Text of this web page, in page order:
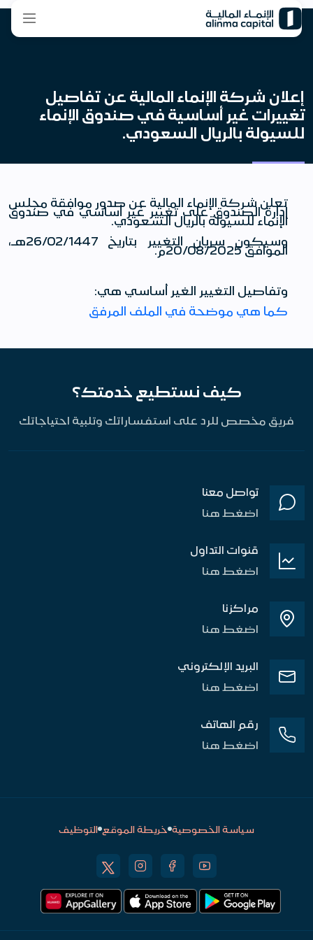
إعلان شركة الإنماء المالية عن تفاصيل
تغييرات غير أساسية في صندوق الإنماء
للسيولة بالريال السعودي.
تعلن شركة الإنماء المالية عن صدور موافقة مجلس
إدارة الصندوق على تغيير غير أساسي في صندوق
الإنماء للسيولة بالريال السعودي.
وسيكون سريان التغيير بتاريخ 26/02/1447هـ،
الموافق 20/08/2025م.
وتفاصيل التغيير الغير أساسي هي:
كما هي موضحة في الملف المرفق
كيف نستطيع خدمتك؟
فريق مخصص للرد على استفساراتك وتلبية احتياجاتك
تواصل معنا
اضغط هنا
قنوات التداول
اضغط هنا
مراكزنا
اضغط هنا
البريد الإلكتروني
اضغط هنا
رقم الهاتف
اضغط هنا
سياسة الخصوصية خريطة الموقع التوظيف